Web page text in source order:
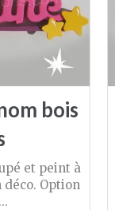
bois
et peint à
Option